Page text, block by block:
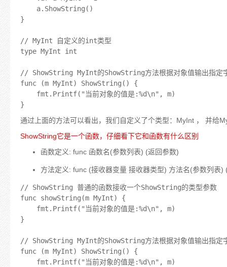
}
// MyInt 自定义的int类型
type MyInt int
// ShowString MyInt的ShowString方法根据对象值输出指定
func (m MyInt) ShowString() {
通过上面的方法可以看出，我们自定义了个类型：MyInt ， 并给
ShowString它是一个函数，仔细看下它和函数有什么区别
函数定义: func 函数名(参数列表) (返回参数)
方法定义: func (接收器变量 接收器类型) 方法名(参数列表)
// ShowString 普通的函数接收一个ShowString的类型参数
func showString(m MyInt) {
}
// ShowString MyInt的ShowString方法根据对象值输出指定
func (m MyInt) ShowString() {